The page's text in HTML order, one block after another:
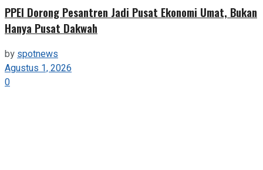
PPEI Dorong Pesantren Jadi Pusat Ekonomi Umat, Bukan
Hanya Pusat Dakwah
byspotnews
Agustus 1, 2026
0